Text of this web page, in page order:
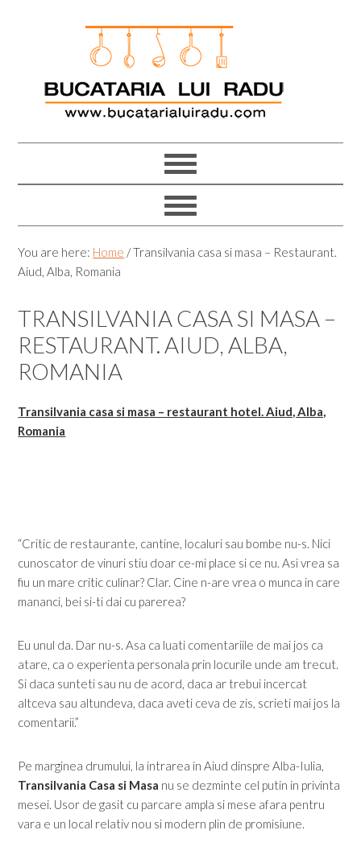
You are here: Home /Transilvania casa si masa – Restaurant.
Aiud, Alba, Romania
TRANSILVANIA CASA SI MASA –
RESTAURANT. AIUD, ALBA,
ROMANIA
Transilvania casa si masa – restaurant hotel. Aiud, Alba,
Romania
“Critic de restaurante, cantine, localuri sau bombe nu-s. Nici
cunoscator de vinuri stiu doar ce-mi place si ce nu. Asi vrea sa
fiu un mare critic culinar? Clar. Cine n-are vrea o munca in care
mananci, bei si-ti dai cu parerea?
Eu unul da. Dar nu-s. Asa ca luati comentariile de mai jos ca
atare, ca o experienta personala prin locurile unde am trecut.
Si daca sunteti sau nu de acord, daca ar trebui incercat
altceva sau altundeva, daca aveti ceva de zis, scrieti mai jos la
comentarii.”
Pe marginea drumului, la intrarea in Aiud dinspre Alba-Iulia,
Transilvania Casa si Masa nu se dezminte cel putin in privinta
mesei. Usor de gasit cu parcare ampla si mese afara pentru
vara e un local relativ nou si modern plin de promisiune.